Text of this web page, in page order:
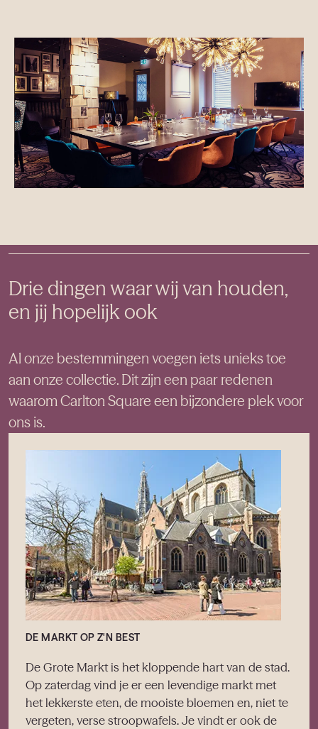
Drie dingen waar wij van houden,
en jij hopelijk ook
Al onze bestemmingen voegen iets unieks toe
aan onze collectie. Dit zijn een paar redenen
waarom Carlton Square een bijzondere plek voor
ons is.
DE MARKT OP Z'N BEST
De Grote Markt is het kloppende hart van de stad.
Op zaterdag vind je er een levendige markt met
het lekkerste eten, de mooiste bloemen en, niet te
vergeten, verse stroopwafels. Je vindt er ook de